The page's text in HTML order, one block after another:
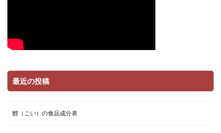
最近の投稿
鯉（こい）の食品成分表